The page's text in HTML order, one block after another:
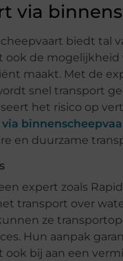
via
biedt tal
ook de
maakt. Met de
snel transport
het risico op
en duurzame
expert zoals
transport over
ze
Hun aanpak
ook bij aan een